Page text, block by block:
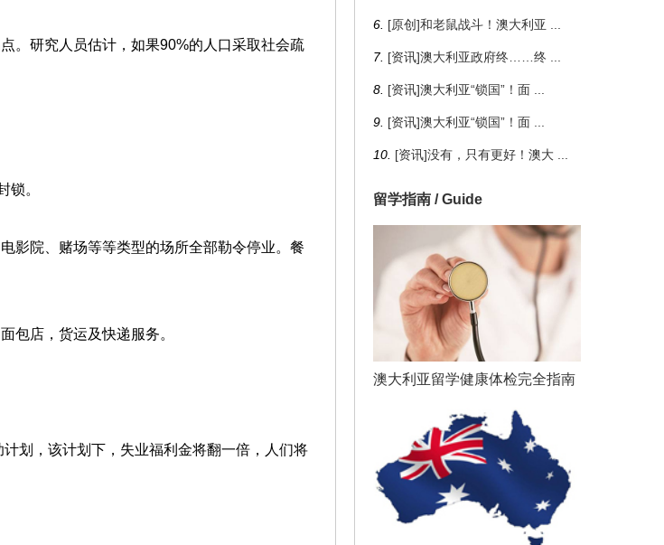
研究人员估计，如果90%的人口采取社会疏
。
院、赌场等等类型的场所全部勒令停业。餐
店，货运及快递服务。
划，该计划下，失业福利金将翻一倍，人们将
6. [原创]和老鼠战斗！澳大利亚
7. [资讯]澳大利亚政府终……终
8. [资讯]澳大利亚“锁国”！面
9. [资讯]澳大利亚“锁国”！面
10. [资讯]没有，只有更好！澳大
留学指南 / Guide
澳大利亚留学健康体检完全指南